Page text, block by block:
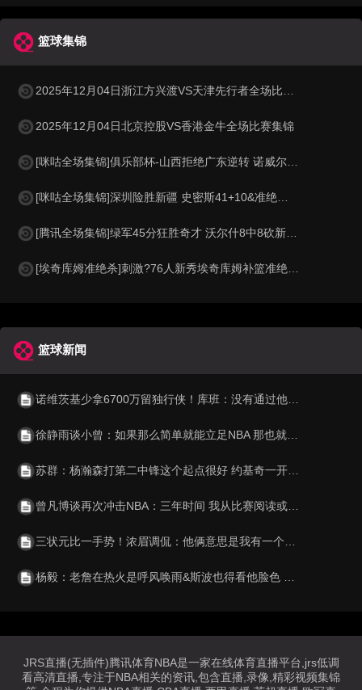
篮球集锦
2025年12月04日浙江方兴渡VS天津先行者全场比赛集锦
2025年12月04日北京控股VS香港金牛全场比赛集锦
[咪咕全场集锦]俱乐部杯-山西拒绝广东逆转 诺威尔29+6 张宁19分 徐杰25+11
[咪咕全场集锦]深圳险胜新疆 史密斯41+10&准绝杀 李炎哲20+7
[腾讯全场集锦]绿军45分狂胜奇才 沃尔什8中8砍新高22分 怀特30+9 白魔11中2
[埃奇库姆准绝杀]刺激?76人新秀埃奇库姆补篮准绝杀勇士！马克西钉板拒绝反绝杀
篮球新闻
诺维茨基少拿6700万留独行侠！库班：没有通过他的合同规避工资帽
徐静雨谈小曾：如果那么简单就能立足NBA 那也就不显得珍贵了
苏群：杨瀚森打第二中锋这个起点很好 约基奇一开始也不打首发
曾凡博谈再次冲击NBA：三年时间 我从比赛阅读或身体训练都有提高
三状元比一手势！浓眉调侃：他俩意思是我有一个大学冠军
杨毅：老詹在热火是呼风唤雨&斯波也得看他脸色 也就莱利不惯着他
JRS直播(无插件)腾讯体育NBA是一家在线体育直播平台,jrs低调
看高清直播,专注于NBA相关的资讯,包含直播,录像,精彩视频集锦